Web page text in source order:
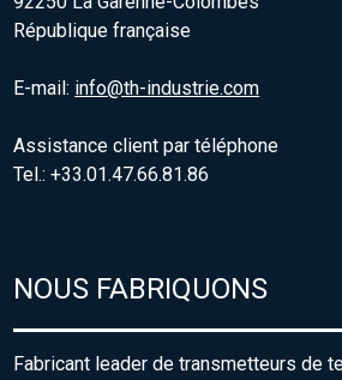
République française
E-mail: info@th-industrie.com
Assistance client par téléphone
Tel.: +33.01.47.66.81.86
NOUS FABRIQUONS
Fabricant leader de transmetteurs de